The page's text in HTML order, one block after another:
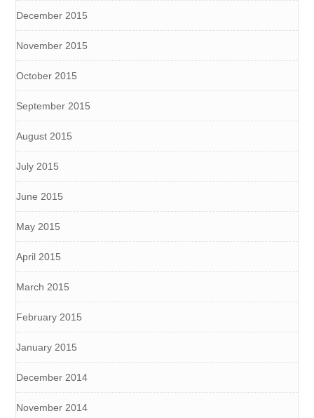
December 2015
November 2015
October 2015
September 2015
August 2015
July 2015
June 2015
May 2015
April 2015
March 2015
February 2015
January 2015
December 2014
November 2014